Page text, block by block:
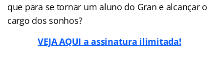
que para se tornar um aluno do Gran e alcançar o
cargo dos sonhos?
VEJA AQUI a assinatura ilimitada!